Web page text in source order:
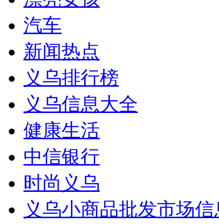
汽车
新闻热点
义乌排行榜
义乌信息大全
健康生活
中信银行
时尚义乌
义乌小商品批发市场